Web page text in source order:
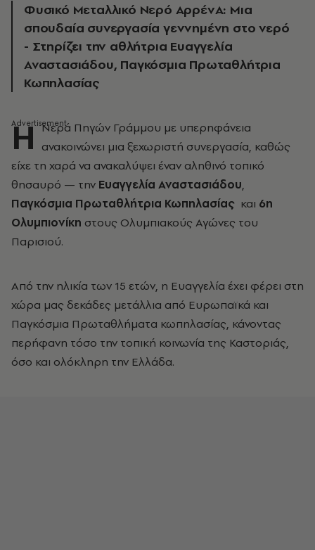
Φυσικό Μεταλλικό Νερό ΑρρένΑ: Μια
σπουδαία συνεργασία γεννημένη στο νερό
- Στηρίζει την αθλήτρια Ευαγγελία
Αναστασιάδου, Παγκόσμια Πρωταθλήτρια
Κωπηλασίας
Η Νερά Πηγών Γράμμου με υπερηφάνεια
ανακοινώνει μια ξεχωριστή συνεργασία, καθώς
είχε τη χαρά να ανακαλύψει έναν αληθινό τοπικό
θησαυρό — την Ευαγγελία Αναστασιάδου,
Παγκόσμια Πρωταθλήτρια Κωπηλασίας και 6η
Ολυμπιονίκη στους Ολυμπιακούς Αγώνες του
Παρισιού.
Από την ηλικία των 15 ετών, η Ευαγγελία έχει φέρει στη
χώρα μας δεκάδες μετάλλια από Ευρωπαϊκά και
Παγκόσμια Πρωταθλήματα κωπηλασίας, κάνοντας
περήφανη τόσο την τοπική κοινωνία της Καστοριάς,
όσο και ολόκληρη την Ελλάδα.